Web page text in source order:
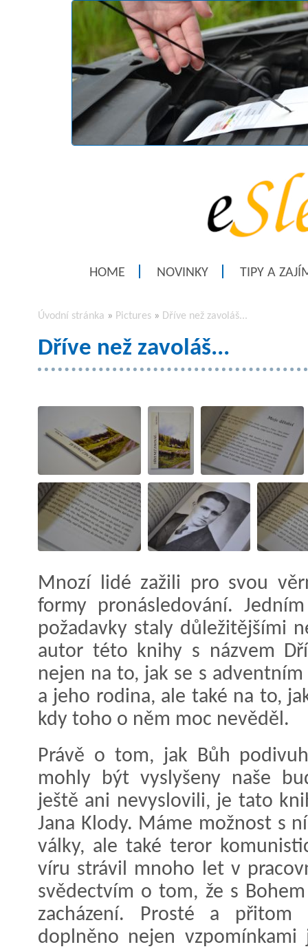
HOME NOVINKY TIPY A
Úvodní stránka » Pictures » Dříve než zavoláš...
Dříve než zavoláš...
Mnozí lidé zažili pro svou
formy pronásledování.
požadavky staly důležitějšími
autor této knihy s názvem
nejen na to, jak se s
a jeho rodina, ale také na to,
kdy toho o něm moc nevěděl.
Právě o tom, jak Bůh
mohly být vyslyšeny naše
ještě ani nevyslovili, je tato
Jana Klody. Máme možnost s
války, ale také teror
víru strávil mnoho let v
svědectvím o tom, že s
zacházení. Prosté a
doplněno nejen